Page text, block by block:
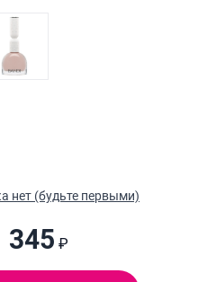
нет (будьте первыми)
345 ₽